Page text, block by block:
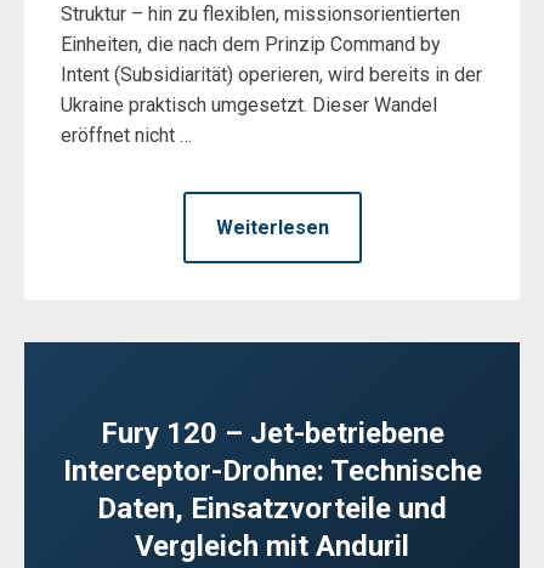
Struktur – hin zu flexiblen, missionsorientierten
Einheiten, die nach dem Prinzip Command by
Intent (Subsidiarität) operieren, wird bereits in der
Ukraine praktisch umgesetzt. Dieser Wandel
eröffnet nicht …
Weiterlesen
Fury 120 – Jet-betriebene
Interceptor-Drohne: Technische
Daten, Einsatzvorteile und
Vergleich mit Anduril